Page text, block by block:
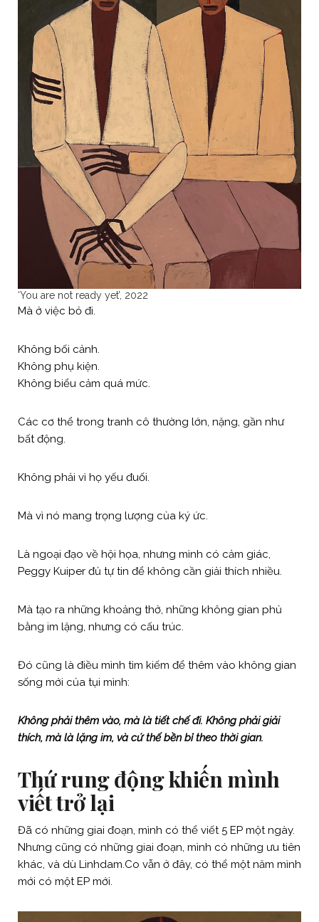
‘You are not ready yet’, 2022
Mà ở việc bỏ đi.
Không bối cảnh.
Không phụ kiện.
Không biểu cảm quá mức.
Các cơ thể trong tranh cô thường lớn, nặng, gần như
bất động.
Không phải vì họ yếu đuối.
Mà vì nó mang trọng lượng của ký ức.
Là ngoại đạo về hội họa, nhưng mình có cảm giác,
Peggy Kuiper đủ tự tin để không cần giải thích nhiều.
Mà tạo ra những khoảng thở, những không gian phủ
bằng im lặng, nhưng có cấu trúc.
Đó cũng là điều mình tìm kiếm để thêm vào không gian
sống mới của tụi mình:
Không phải thêm vào, mà là tiết chế đi. Không phải giải
thích, mà là lặng im, và cứ thế bền bỉ theo thời gian.
Thứ rung động khiến mình
viết trở lại
Đã có những giai đoạn, mình có thể viết 5 EP một ngày.
Nhưng cũng có những giai đoạn, mình có những ưu tiên
khác, và dù Linhdam.Co vẫn ở đây, có thể một năm mình
mới có một EP mới.